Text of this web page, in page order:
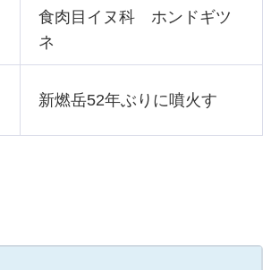
食肉目イヌ科
ホンドギツ
ネ
新燃岳52年ぶりに噴火す